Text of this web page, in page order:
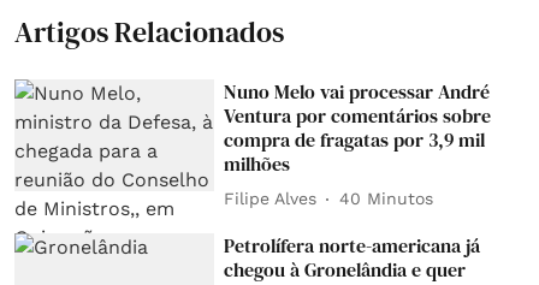
Artigos Relacionados
Nuno Melo vai processar André
Ventura por comentários sobre
compra de fragatas por 3,9 mil
milhões
Filipe Alves 40 Minutos
Petrolífera norte-americana já
chegou à Gronelândia e quer